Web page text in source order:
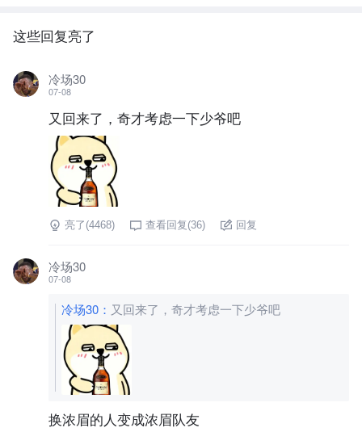
这些回复亮了
冷场30
07-08
又回来了，奇才考虑一下少爷吧
亮了(4468) 查看回复(36) 回复
冷场30
07-08
冷场30 ： 又回来了，奇才考虑一下少爷吧
换浓眉的人变成浓眉队友